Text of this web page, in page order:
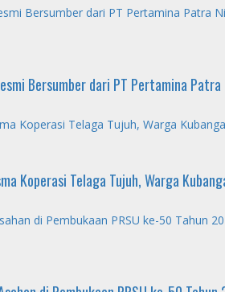
Bersumber dari PT Pertamina Patra
Bersumber dari PT Pertamina Patra
Koperasi Telaga Tujuh, Warga
Koperasi Telaga Tujuh, Warga
di Pembukaan PRSU ke-50 Tahun